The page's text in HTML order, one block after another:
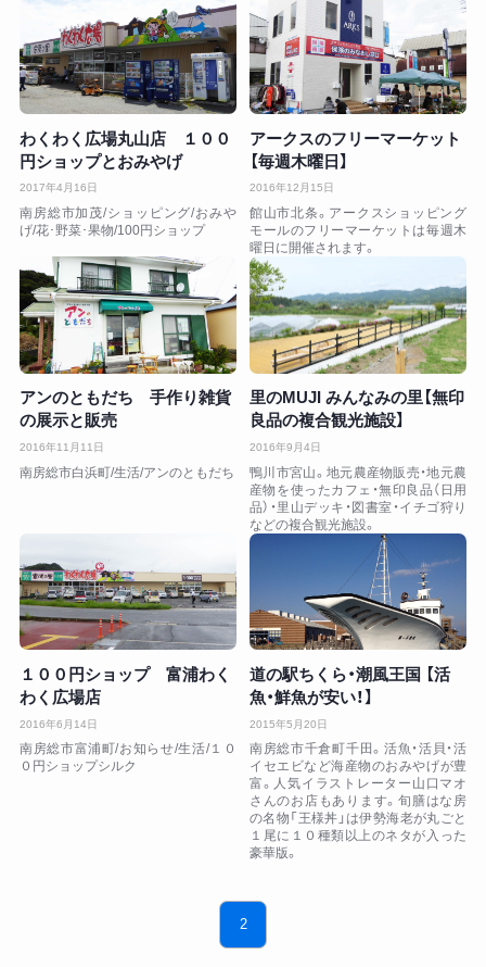
わくわく広場丸山店 １００
円ショップとおみやげ
2017年4月16日
南房総市加茂/ショッピング/おみや
げ/花･野菜･果物/100円ショップ
アークスのフリーマーケット
【毎週木曜日】
2016年12月15日
館山市北条。アークスショッピング
モールのフリーマーケットは毎週木
曜日に開催されます。
アンのともだち 手作り雑貨
の展示と販売
2016年11月11日
南房総市白浜町/生活/アンのともだち
里のMUJI みんなみの里【無印
良品の複合観光施設】
2016年9月4日
鴨川市宮山。地元農産物販売・地元農
産物を使ったカフェ・無印良品（日用
品）・里山デッキ・図書室・イチゴ狩り
などの複合観光施設。
１００円ショップ 富浦わく
わく広場店
2016年6月14日
南房総市富浦町/お知らせ/生活/１０
０円ショップシルク
道の駅ちくら・潮風王国 【活
魚・鮮魚が安い！】
2015年5月20日
南房総市千倉町千田。活魚・活貝・活
イセエビなど海産物のおみやげが豊
富。人気イラストレーター山口マオ
さんのお店もあります。旬膳はな房
の名物「王様丼」は伊勢海老が丸ごと
１尾に１０種類以上のネタが入った
豪華版。
投
稿
2